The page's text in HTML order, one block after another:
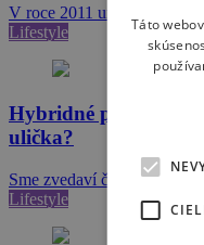
V roce 2011 umřelo 12 lidí
Lifestyle
Hybridné
ulička?
Sme zvedaví či sa takéto
Lifestyle
Táto